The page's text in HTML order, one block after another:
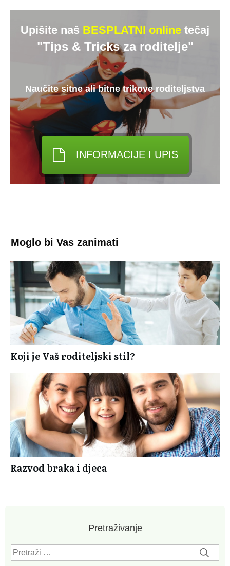
Upišite naš BESPLATNI online tečaj
"Tips & Tricks za roditelje"
Naučite sitne ali bitne trikove roditeljstva
INFORMACIJE I UPIS
Moglo bi Vas zanimati
Koji je Vaš roditeljski stil?
Razvod braka i djeca
Pretraživanje
Pretraži: